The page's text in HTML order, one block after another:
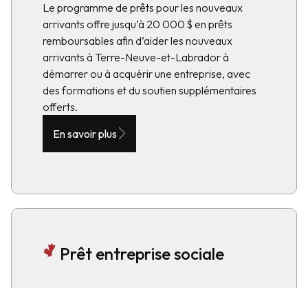
Le programme de prêts pour les nouveaux
arrivants offre jusqu’à 20 000 $ en prêts
remboursables afin d’aider les nouveaux
arrivants à Terre-Neuve-et-Labrador à
démarrer ou à acquérir une entreprise, avec
des formations et du soutien supplémentaires
offerts.
En savoir plus
Prêt entreprise sociale